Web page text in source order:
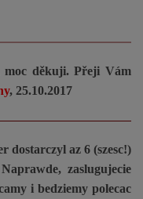
moc děkuji. Přeji Vám
, 25.10.2017
dostarczyl az 6 (szesc!)
zaslugujecie
i bedziemy polecac